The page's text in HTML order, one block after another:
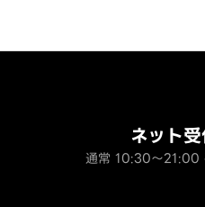
ネット
通常 10:30～